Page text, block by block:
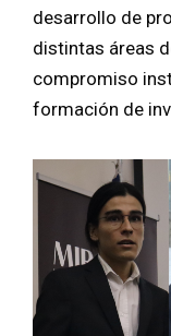
desarrollo de
distintas áreas
compromiso
formación de